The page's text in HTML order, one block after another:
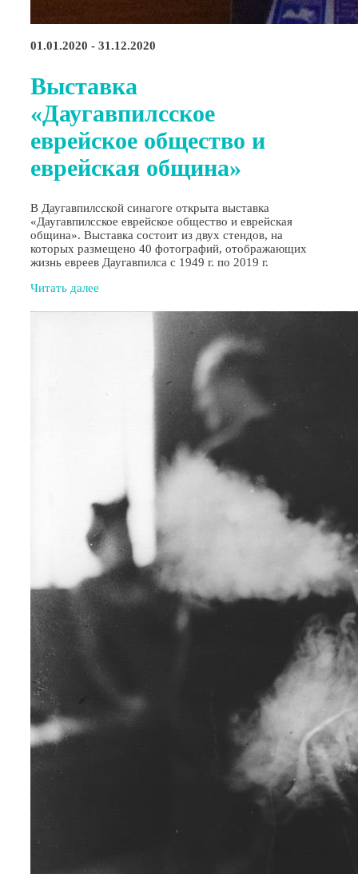
01.01.2020 - 31.12.2020
Выставка
«Даугавпилсское
еврейское общество и
еврейская община»
В Даугавпилсской синагоге открыта выставка
«Даугавпилсское еврейское общество и еврейская
община». Выставка состоит из двух стендов, на
которых размещено 40 фотографий, отображающих
жизнь евреев Даугавпилса с 1949 г. по 2019 г.
Читать далее